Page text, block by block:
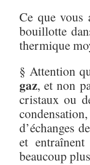
Ce que vous
bouillotte
thermique
§ Attention
gaz, et non
cristaux ou
d’échanges
et
beaucoup